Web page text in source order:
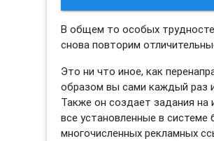
В общем то особых
снова повторим
Это ни что иное, как
образом вы сами каждый раз
Также он создает задания
все установленные в
многочисленных рекламных